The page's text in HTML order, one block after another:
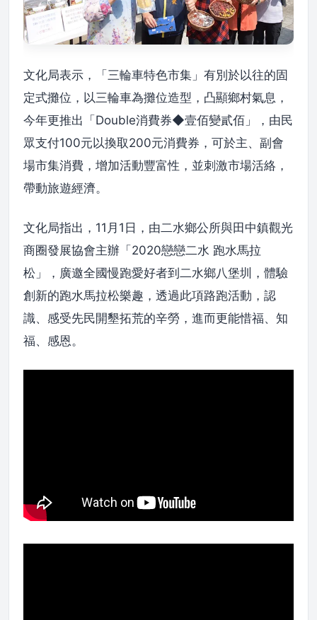
文化局表示，「三輪車特色市集」有別於以往的固
定式攤位，以三輪車為攤位造型，凸顯鄉村氣息，
今年更推出「Double消費券◆壹佰變貳佰」，由民
眾支付100元以換取200元消費券，可於主、副會
場市集消費，增加活動豐富性，並刺激市場活絡，
帶動旅遊經濟。
文化局指出，11月1日，由二水鄉公所與田中鎮觀光
商圈發展協會主辦「2020戀戀二水 跑水馬拉
松」，廣邀全國慢跑愛好者到二水鄉八堡圳，體驗
創新的跑水馬拉松樂趣，透過此項路跑活動，認
識、感受先民開墾拓荒的辛勞，進而更能惜福、知
福、感恩。